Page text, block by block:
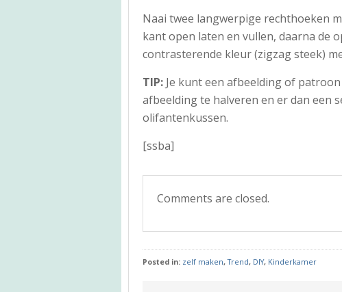
Naai twee langwerpige rechthoeken
kant open laten en vullen, daarna de
contrasterende kleur (zigzag steek)
TIP: Je kunt een afbeelding of
afbeelding te halveren en er dan een
olifantenkussen.
[ssba]
Comments are closed.
Posted in: zelf maken,Trend, DIY, Kinderkamer